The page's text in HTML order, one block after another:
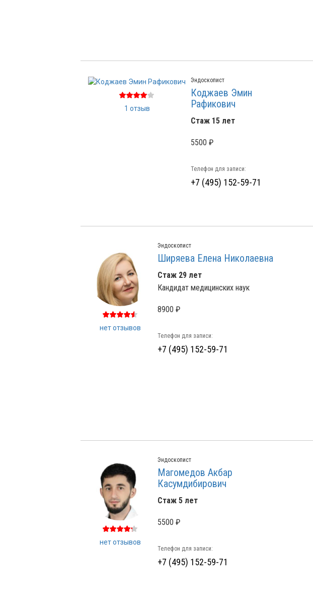
1 отзыв
Эндоскопист
Коджаев Эмин
Рафикович
Стаж 15 лет
5500 ₽
Телефон для записи:
+7 (495) 152-59-71
нет отзывов
Эндоскопист
Ширяева Елена Николаевна
Стаж 29 лет
Кандидат медицинских наук
8900 ₽
Телефон для записи:
+7 (495) 152-59-71
нет отзывов
Эндоскопист
Магомедов Акбар
Касумдибирович
Стаж 5 лет
5500 ₽
Телефон для записи:
+7 (495) 152-59-71